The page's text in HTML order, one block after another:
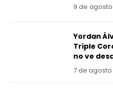
9 de
Yordan
Triple
no ve
7 de